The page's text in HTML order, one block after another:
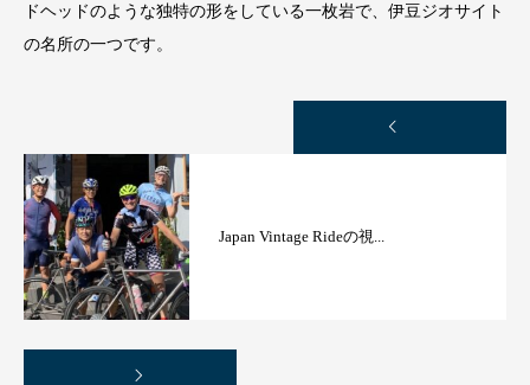
ドヘッドのような独特の形をしている一枚岩で、伊豆ジオサイト
の名所の一つです。
Japan Vintage Rideの視...